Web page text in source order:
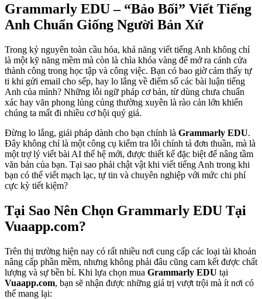
Grammarly EDU – “Bảo Bối” Viết Tiếng
Anh Chuẩn Giống Người Bản Xứ
Trong kỷ nguyên toàn cầu hóa, khả năng viết tiếng Anh không chỉ
là một kỹ năng mềm mà còn là chìa khóa vàng để mở ra cánh cửa
thành công trong học tập và công việc. Bạn có bao giờ cảm thấy tự
ti khi gửi email cho sếp, hay lo lắng về điểm số các bài luận tiếng
Anh của mình? Những lỗi ngữ pháp cơ bản, từ dùng chưa chuẩn
xác hay văn phong lủng củng thường xuyên là rào cản lớn khiến
chúng ta mất đi nhiều cơ hội quý giá.
Đừng lo lắng, giải pháp dành cho bạn chính là Grammarly EDU.
Đây không chỉ là một công cụ kiểm tra lỗi chính tả đơn thuần, mà là
một trợ lý viết bài AI thế hệ mới, được thiết kế đặc biệt để nâng tầm
văn bản của bạn. Tại sao phải chật vật khi viết tiếng Anh trong khi
bạn có thể viết mạch lạc, tự tin và chuyên nghiệp với mức chi phí
cực kỳ tiết kiệm?
Tại Sao Nên Chọn Grammarly EDU Tại
Vuaapp.com?
Trên thị trường hiện nay có rất nhiều nơi cung cấp các loại tài khoản
nâng cấp phần mềm, nhưng không phải đâu cũng cam kết được chất
lượng và sự bền bỉ. Khi lựa chọn mua Grammarly EDU tại
Vuaapp.com, bạn sẽ nhận được những giá trị vượt trội mà ít nơi có
thể mang lại: